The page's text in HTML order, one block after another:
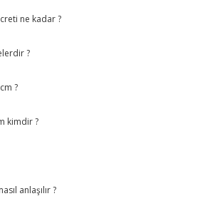
ne kadar ?
?
?
kimdir ?
anlaşılır ?